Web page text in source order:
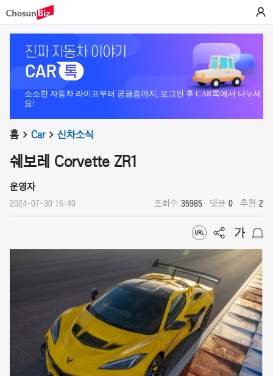
소소한 자동차 라이프부터 궁금증까지, 로그인 후 CAR톡에서 나누세
요!
홈 Car 신차소식
쉐보레 Corvette ZR1
운영자
2024-07-30 15:40 조회수 35985 댓글 0 추천 2